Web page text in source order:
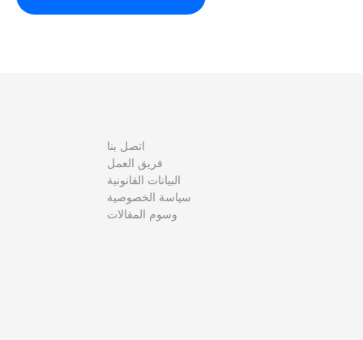
l
اتصل بنا
فريق العمل
البيانات القانونية
سياسة الخصوصية
وسوم المقالات